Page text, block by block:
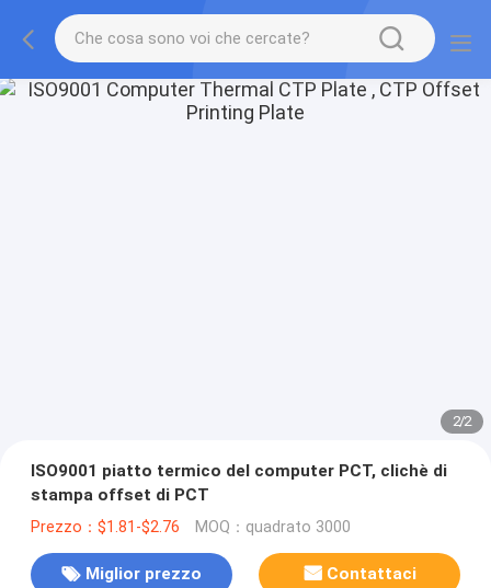
2/2
ISO9001 piatto termico del computer PCT, clichè di
stampa offset di PCT
Prezzo：$1.81-$2.76 MOQ：quadrato 3000
Miglior prezzo Contattaci